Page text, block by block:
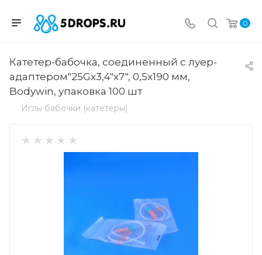
0
Катетер-бабочка, соединенный с луер-
адаптером"25Gx3,4"x7", 0,5x190 мм,
Bodywin, упаковка 100 шт
Иглы бабочки (катетеры)